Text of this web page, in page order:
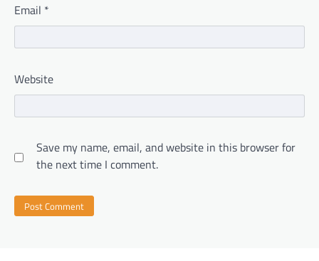
Email *
Website
Save my name, email, and website in this browser for
the next time I comment.